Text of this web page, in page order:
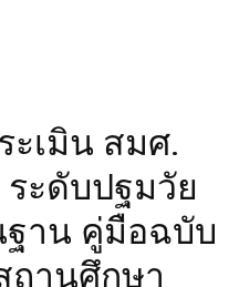
ะเมิน สมศ.
ระดับปฐมวัย
าน คู่มือฉบับ
านศึกษา